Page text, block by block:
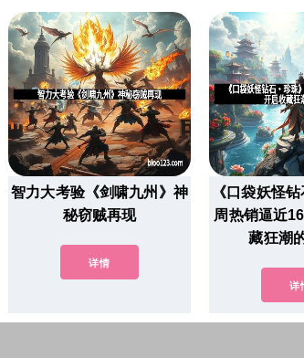
智力大考验《剑啸九州》神
秘窃贼再现
详情
《口袋妖怪
周热销逼近
藏狂潮
详